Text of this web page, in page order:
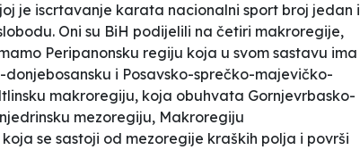
je iscrtavanje karata nacionalni sport broj jedan i
Oni su BiH podijelili na četiri makroregije,
Peripanonsku regiju koja u svom sastavu ima
i Posavsko-sprečko-majevičko-
makroregiju, koja obuhvata Gornjevrbasko-
mezoregiju, Makroregiju
se sastoji od mezoregije kraških polja i površi